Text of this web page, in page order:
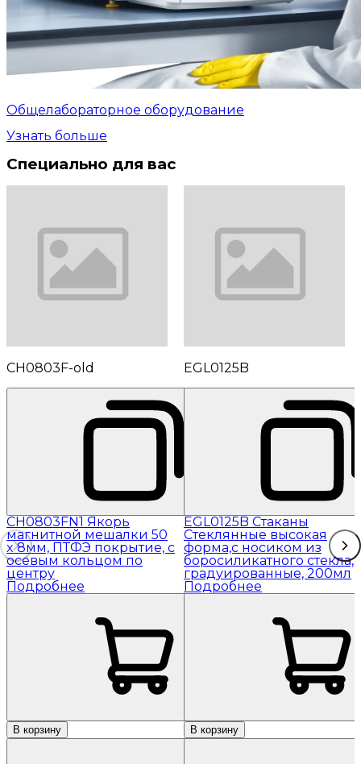
Общелабораторное оборудование
Узнать больше
Специально для вас
CH0803F-old
CH0803FN1 Якорь
магнитной мешалки 50
x 8мм, ПТФЭ покрытие, с
осевым кольцом по
центру
Подробнее
В корзину
EGL0125B
EGL0125B Стаканы
Стеклянные высокая
форма,с носиком из
боросиликатного стекла,
градуированные, 200мл
Подробнее
В корзину